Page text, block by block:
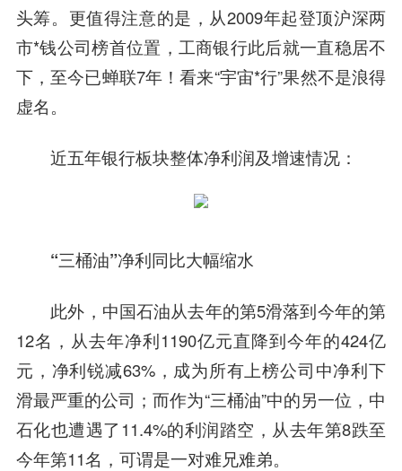
头筹。更值得注意的是，从2009年起登顶沪深两
市*钱公司榜首位置， 工商银行此后就一直稳居不
下，至今已蝉联7年！看来“宇宙*行”果然不是浪得
虚名。
近五年银行板块整体净利润及增速情况：
“三桶油”净利同比大幅缩水
此外，中国石油从去年的第5滑落到今年的第
12名，从去年净利1190亿元直降到今年的424亿
元，净利锐减63%，成为所有上榜公司中净利下
滑最严重的公司；而作为“三桶油”中的另一位， 中
石化也遭遇了11.4%的利润踏空，从去年第8跌至
今年第11名，可谓是一对难兄难弟。